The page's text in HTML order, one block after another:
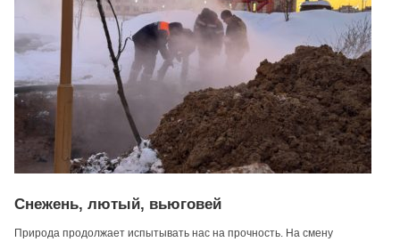
Снежень, лютый, вьюговей
Природа продолжает испытывать нас на прочность. На смену